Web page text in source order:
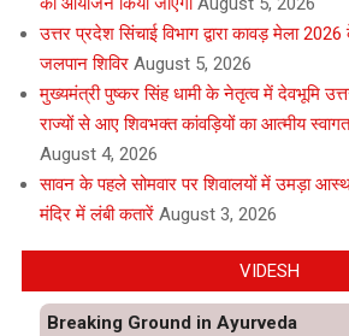
उत्तर प्रदेश सिंचाई विभाग द्वारा कावड़ मेला 2026
जलपान शिविर August 5, 2026
मुख्यमंत्री पुष्कर सिंह धामी के नेतृत्व में देवभूमि
राज्यों से आए शिवभक्त कांवड़ियों का आत्मीय
August 4, 2026
सावन के पहले सोमवार पर शिवालयों में उमड़ा
मंदिर में लंबी कतारें August 3, 2026
VIDESH
Breaking Ground in Ayurveda